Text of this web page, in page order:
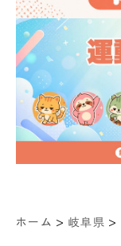
ホーム > 岐阜県 >